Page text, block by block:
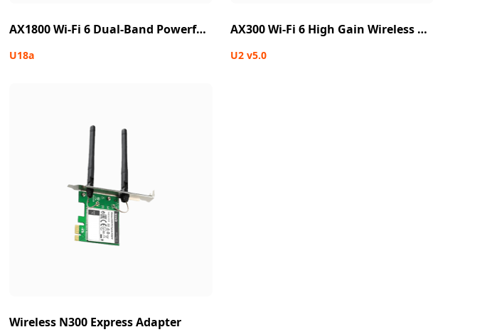
AX1800 Wi-Fi 6 Dual-Band Powerful Signal USB Adapter
U18a
AX300 Wi-Fi 6 High Gain Wireless USB Adapter
U2 v5.0
Wireless N300 Express Adapter